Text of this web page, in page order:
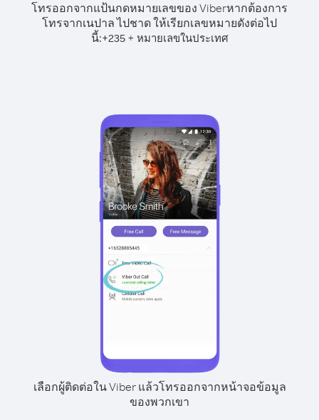
โทรออกจากแป้นกดหมายเลขของ Viberหากต้องการ
โทรจากเนปาล ไปชาด ให้เรียกเลขหมายดังต่อไป
นี้:+235+ หมายเลขในประเทศ
เลือกผู้ติดต่อใน Viber แล้วโทรออกจากหน้าจอข้อมูล
ของพวกเขา